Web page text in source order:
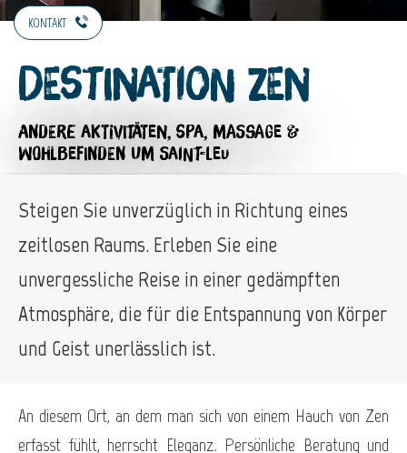
KONTAKT
Destination Zen
ANDERE AKTIVITÄTEN, SPA, MASSAGE &
WOHLBEFINDEN UM SAINT-LEU
Steigen Sie unverzüglich in Richtung eines
zeitlosen Raums. Erleben Sie eine
unvergessliche Reise in einer gedämpften
Atmosphäre, die für die Entspannung von Körper
und Geist unerlässlich ist.
An diesem Ort, an dem man sich von einem Hauch von Zen
erfasst fühlt, herrscht Eleganz. Persönliche Beratung und